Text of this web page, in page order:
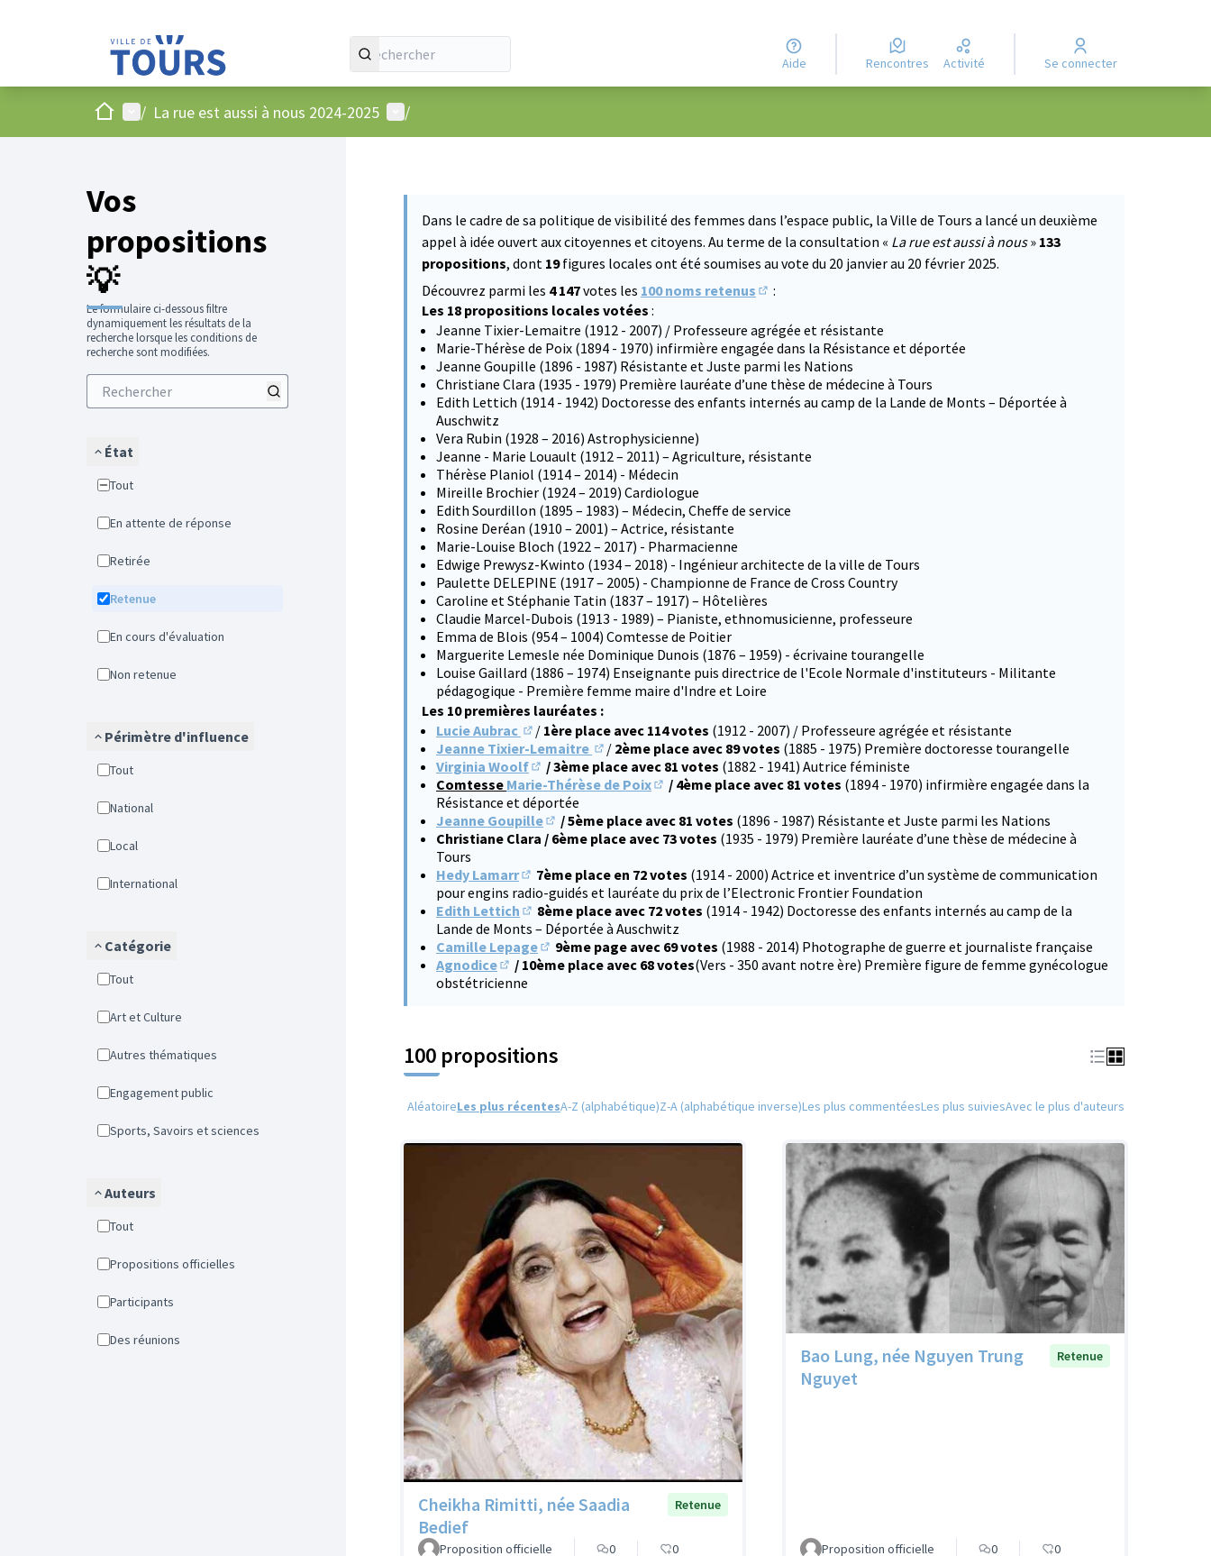
Aide Rencontres Activité Se connecter
AccueilMenu principal
/ La rue est aussi à nous 2024-2025 Menu utilisateur
/
Vos
propositions
💡
Le formulaire ci-dessous filtre
dynamiquement les résultats de la
recherche lorsque les conditions de
recherche sont modifiées.
État
Tout
En attente de réponse
Retirée
Retenue
En cours d'évaluation
Non retenue
Périmètre d'influence
Tout
National
Local
International
Catégorie
Tout
Art et Culture
Autres thématiques
Engagement public
Sports, Savoirs et sciences
Auteurs
Tout
Propositions officielles
Participants
Des réunions
Dans le cadre de sa politique de visibilité des femmes dans l’espace public, la Ville de Tours a lancé un deuxième
appel à idée ouvert aux citoyennes et citoyens. Au terme de la consultation « La rue est aussi à nous» 133
propositions, dont 19figures locales ont été soumises au vote du 20 janvier au 20 février 2025.
Découvrez parmi les 4 147votes les 100 noms retenus
:
Les 18 propositions locales votées :
Jeanne Tixier-Lemaitre (1912 - 2007) / Professeure agrégée et résistante
Marie-Thérèse de Poix (1894 - 1970) infirmière engagée dans la Résistance et déportée
Jeanne Goupille (1896 - 1987) Résistante et Juste parmi les Nations
Christiane Clara (1935 - 1979) Première lauréate d’une thèse de médecine à Tours
Edith Lettich (1914 - 1942) Doctoresse des enfants internés au camp de la Lande de Monts – Déportée à
Auschwitz
Vera Rubin (1928 – 2016) Astrophysicienne)
Jeanne - Marie Louault (1912 – 2011) – Agriculture, résistante
Thérèse Planiol (1914 – 2014) - Médecin
Mireille Brochier (1924 – 2019) Cardiologue
Edith Sourdillon (1895 – 1983) – Médecin, Cheffe de service
Rosine Deréan (1910 – 2001) – Actrice, résistante
Marie-Louise Bloch (1922 – 2017) - Pharmacienne
Edwige Prewysz-Kwinto (1934 – 2018) - Ingénieur architecte de la ville de Tours
Paulette DELEPINE (1917 – 2005) - Championne de France de Cross Country
Caroline et Stéphanie Tatin (1837 – 1917) – Hôtelières
Claudie Marcel-Dubois (1913 - 1989) – Pianiste, ethnomusicienne, professeure
Emma de Blois (954 – 1004) Comtesse de Poitier
Marguerite Lemesle née Dominique Dunois (1876 – 1959) - écrivaine tourangelle
Louise Gaillard (1886 – 1974) Enseignante puis directrice de l'Ecole Normale d'instituteurs - Militante
pédagogique - Première femme maire d'Indre et Loire
Les 10 premières lauréates :
Lucie Aubrac
(S'ouvre dans un nouvel onglet)
/ 1ère place avec 114 votes (1912 - 2007) / Professeure agrégée et résistante
Jeanne Tixier-Lemaitre
(S'ouvre dans un nouvel onglet)
/ 2ème place avec 89 votes (1885 - 1975) Première doctoresse tourangelle
Virginia Woolf
(S'ouvre dans un nouvel onglet)
/ 3ème place avec 81 votes (1882 - 1941) Autrice féministe
Comtesse Marie-Thérèse de Poix
(S'ouvre dans un nouvel onglet)
/ 4ème place avec 81 votes (1894 - 1970) infirmière engagée dans la
Résistance et déportée
Jeanne Goupille
(S'ouvre dans un nouvel onglet)
/ 5ème place avec 81 votes (1896 - 1987) Résistante et Juste parmi les Nations
Christiane Clara / 6ème place avec 73 votes (1935 - 1979) Première lauréate d’une thèse de médecine à
Tours
Hedy Lamarr
(S'ouvre dans un nouvel onglet)
7ème place en 72 votes (1914 - 2000) Actrice et inventrice d’un système de communication
pour engins radio-guidés et lauréate du prix de l’Electronic Frontier Foundation
Edith Lettich
(S'ouvre dans un nouvel onglet)
8ème place avec 72 votes (1914 - 1942) Doctoresse des enfants internés au camp de la
Lande de Monts – Déportée à Auschwitz
Camille Lepage
(S'ouvre dans un nouvel onglet)
9ème page avec 69 votes (1988 - 2014) Photographe de guerre et journaliste française
Agnodice
(S'ouvre dans un nouvel onglet)
/ 10ème place avec 68 votes(Vers - 350 avant notre ère) Première figure de femme gynécologue
obstétricienne
100 propositions
AléatoireLes plus récentesA-Z (alphabétique)Z-A (alphabétique inverse)Les plus commentéesLes plus suiviesAvec le plus d'auteurs
Cheikha Rimitti, née Saadia
Bedief
Retenue
Proposition officielle 0 0
Bao Lung, née Nguyen Trung
Nguyet
Retenue
Proposition officielle 0 0